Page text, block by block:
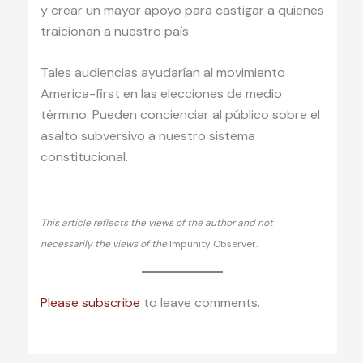
y crear un mayor apoyo para castigar a quienes
traicionan a nuestro país.
Tales audiencias ayudarían al movimiento
America-first en las elecciones de medio
término. Pueden concienciar al público sobre el
asalto subversivo a nuestro sistema
constitucional.
This article reflects the views of the author and not
necessarily the views of the Impunity Observer.
Please subscribe to leave comments.